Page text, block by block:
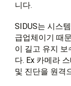
니다.
SIDUS는 시스
급업체이기 때
이 길고 유지 보
다. Ex 카메라
및 진단을 원격